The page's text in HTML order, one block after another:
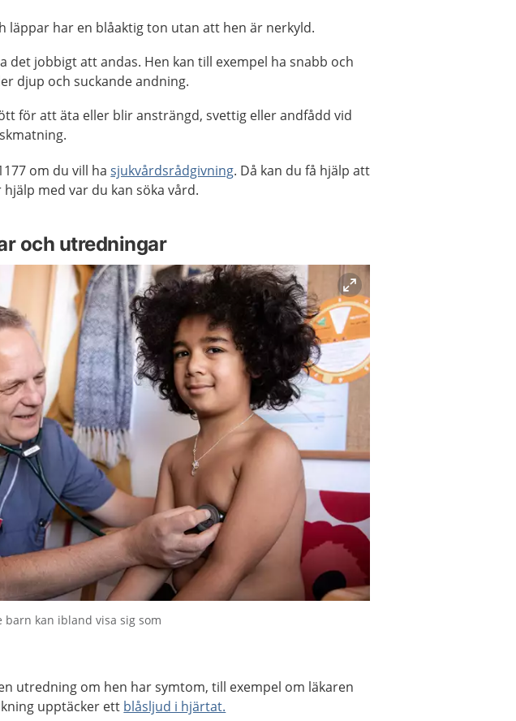
läppar har en blåaktig ton utan att hen är nerkyld.
det jobbigt att andas. Hen kan till exempel ha snabb och
djup och suckande andning.
för att äta eller blir ansträngd, svettig eller andfådd vid
om du vill hasjukvårdsrådgivning. Då kan du få hjälp att
med var du kan söka vård.
och utredningar
kan ibland visa sig som
utredning om hen har symtom, till exempel om läkaren
upptäcker ett blåsljud i hjärtat.